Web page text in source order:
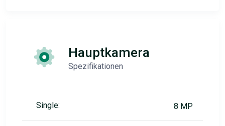
Hauptkamera
Spezifikationen
Single: 8 MP